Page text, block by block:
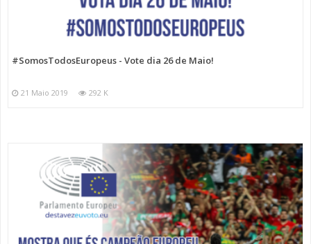
#SomosTodosEuropeus - Vote dia 26 de Maio!
21 Maio 2019 292 K